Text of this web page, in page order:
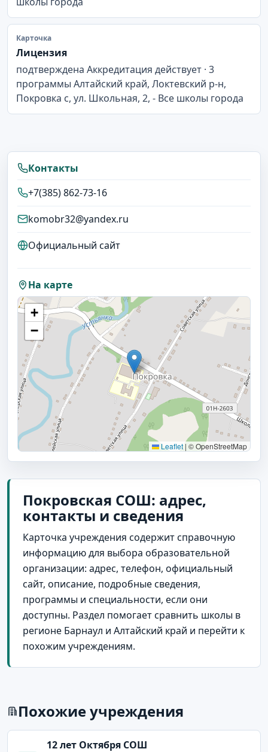
Карточка
Лицензия
подтверждена Аккредитация действует · 3
программы Алтайский край, Локтевский р-н,
Покровка с, ул. Школьная, 2, - Все школы города
Контакты
+7(385) 862-73-16
komobr32@yandex.ru
Официальный сайт
На карте
+
−
Leaflet | © OpenStreetMap
Покровская СОШ: адрес,
контакты и сведения
Карточка учреждения содержит справочную
информацию для выбора образовательной
организации: адрес, телефон, официальный
сайт, описание, подробные сведения,
программы и специальности, если они
доступны. Раздел помогает сравнить школы в
регионе Барнаул и Алтайский край и перейти к
похожим учреждениям.
Похожие учреждения
12 лет Октября СОШ